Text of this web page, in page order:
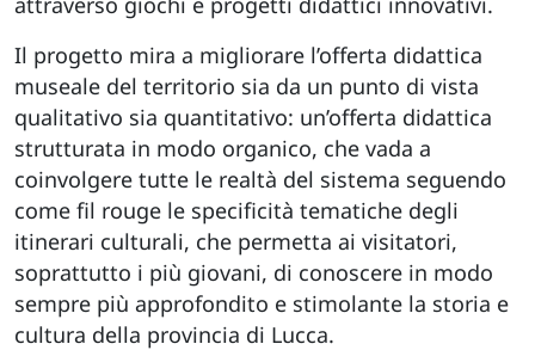
Il progetto mira a migliorare l’offerta didattica
museale del territorio sia da un punto di vista
qualitativo sia quantitativo: un’offerta didattica
strutturata in modo organico, che vada a
coinvolgere tutte le realtà del sistema seguendo
come fil rouge le specificità tematiche degli
itinerari culturali, che permetta ai visitatori,
soprattutto i più giovani, di conoscere in modo
sempre più approfondito e stimolante la storia e
cultura della provincia di Lucca.